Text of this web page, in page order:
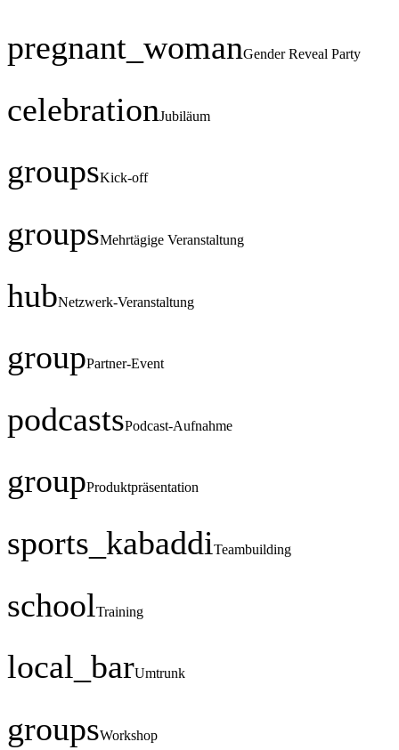
pregnant_womanGender Reveal Party
celebrationJubiläum
groupsKick-off
groupsMehrtägige Veranstaltung
hubNetzwerk-Veranstaltung
groupPartner-Event
podcastsPodcast-Aufnahme
groupProduktpräsentation
sports_kabaddiTeambuilding
schoolTraining
local_barUmtrunk
groupsWorkshop